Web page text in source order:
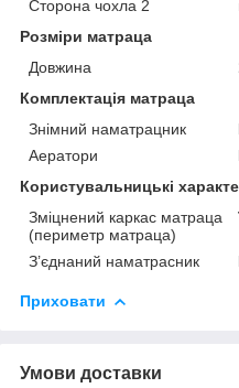
Сторона чохла 2
Розміри матраца
Довжина
Комплектація матраца
Знімний наматрацник
Аератори
Користувальницькі
Зміцнений каркас матраца
(периметр матраца)
З’єднаний наматрасник
Приховати
Умови доставки